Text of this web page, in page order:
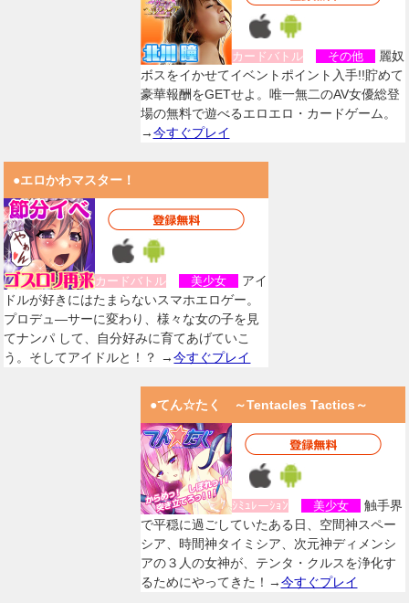
カードバトル その他
麗奴
ボスをイかせてイベントポイント入手!!貯めて
豪華報酬をGETせよ。唯一無二のAV女優総登
場の無料で遊べるエロエロ・カードゲーム。
→今すぐプレイ
●エロかわマスター！
カードバトル 美少女
アイ
ドルが好きにはたまらないスマホエロゲー。
プロデュ―サーに変わり、様々な女の子を見
てナンパ して、自分好みに育てあげていこ
う。そしてアイドルと！？ →今すぐプレイ
●てん☆たく ～Tentacles Tactics～
ｼﾐｭﾚーｼｮﾝ 美少女
触手界
で平穏に過ごしていたある日、空間神スペー
シア、時間神タイミシア、次元神ディメンシ
アの３人の女神が、テンタ・クルスを浄化す
るためにやってきた！→今すぐプレイ